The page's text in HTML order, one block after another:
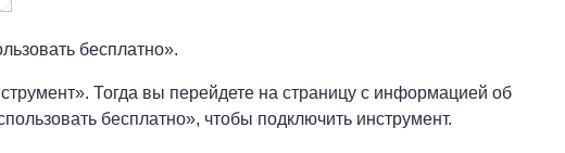
бесплатно».
Тогда вы перейдете на страницу с информацией об
бесплатно», чтобы подключить инструмент.